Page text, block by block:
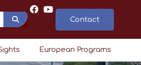
Contact
European Programs